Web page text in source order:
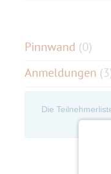
Danach kann erst
Cruising-Events"
Pinnwand (0)
Anmeldungen
Die